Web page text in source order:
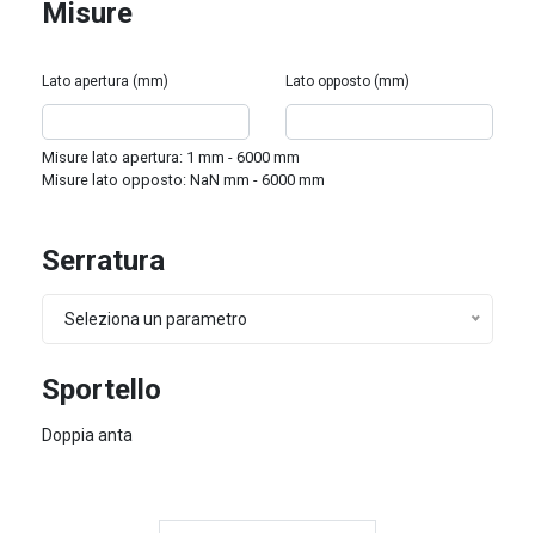
Misure
Lato apertura (mm) Lato opposto (mm)
Misure lato apertura: 1 mm - 6000 mm
Misure lato opposto: NaN mm - 6000 mm
Serratura
Seleziona un parametro
Sportello
Doppia anta